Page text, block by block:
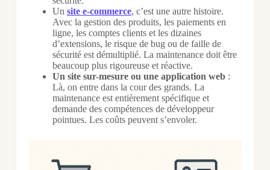
Un site e-commerce, c’est une autre histoire.
Avec la gestion des produits, les paiements en
ligne, les comptes clients et les dizaines
d’extensions, le risque de bug ou de faille de
sécurité est démultiplié. La maintenance doit être
beaucoup plus rigoureuse et réactive.
Un site sur-mesure ou une application web:
Là, on entre dans la cour des grands. La
maintenance est entièrement spécifique et
demande des compétences de développeur
pointues. Les coûts peuvent s’envoler.